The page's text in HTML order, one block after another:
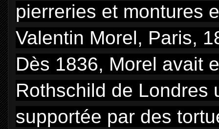
pierreries et montures
Valentin Morel, Paris,
Dès 1836, Morel avait
Rothschild de Londres
supportée par des